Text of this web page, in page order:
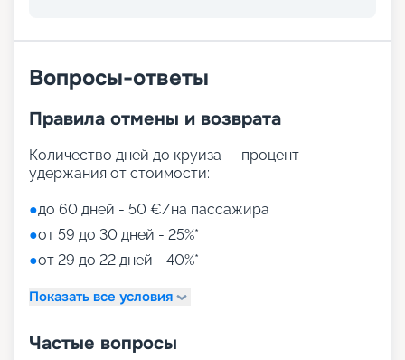
На выбор представлены такие пространства:
релаксационный комплекс только для взрослых)
бассейнами, клубами, игровыми зонами)
для детей)
Aquapark (с открытыми игровыми
водными пушками, 3 водными горками с
эффектами виртуальной реальности)
мини-гольф и теннис
7 бассейнов
детский внутренний комплекс,
Вопросы-ответы
Правила отмены и возврата
Количество дней до круиза — процент
удержания от стоимости:
●до 60 дней - 50 €/на пассажира
●от 59 до 30 дней - 25%*
●от 29 до 22 дней - 40%*
Показать все условия
Частые вопросы